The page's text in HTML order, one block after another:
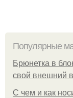
Популярные
Брюнетка в
свой внешний
С чем и как